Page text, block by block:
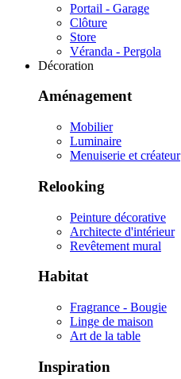
Portail - Garage
Clôture
Store
Véranda - Pergola
Décoration
Aménagement
Mobilier
Luminaire
Menuiserie et créateur
Relooking
Peinture décorative
Architecte d'intérieur
Revêtement mural
Habitat
Fragrance - Bougie
Linge de maison
Art de la table
Inspiration